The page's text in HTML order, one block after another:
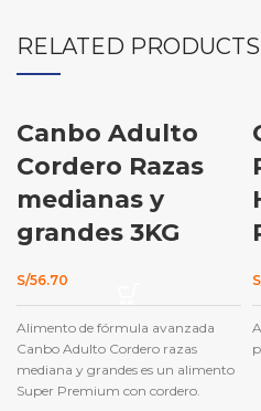
RELATED PRODUCTS
Canbo Adulto
Cordero Razas
medianas y
grandes 3KG
S/56.70
Alimento de fórmula avanzada
Canbo Adulto Cordero razas
mediana y grandes es un alimento
Super Premium con cordero.